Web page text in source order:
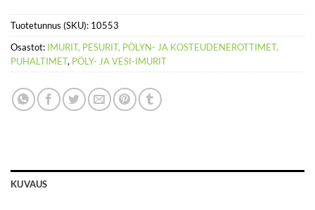
Tuotetunnus (SKU): 10553
Osastot: IMURIT, PESURIT, PÖLYN- JA KOSTEUDENEROTTIMET,
PUHALTIMET, PÖLY- JA VESI-IMURIT
KUVAUS